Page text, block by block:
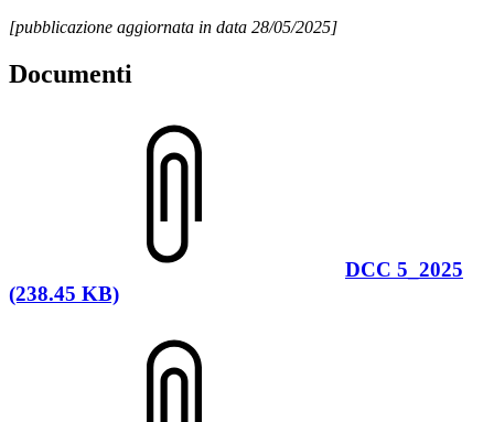
[pubblicazione aggiornata in data 28/05/2025]
Documenti
DCC 5_2025
(238.45 KB)